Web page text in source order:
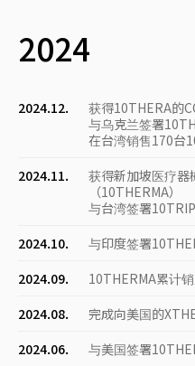
2024
2024.12.
获得10THERA的
与乌克兰签署
在台湾销售170台
2024.11.
获得新加坡医疗器
（10THERMA）
与台湾签署
2024.10.
与印度签署
2024.09.
10THERMA累计
2024.08.
完成向美国的
2024.06.
与美国签署